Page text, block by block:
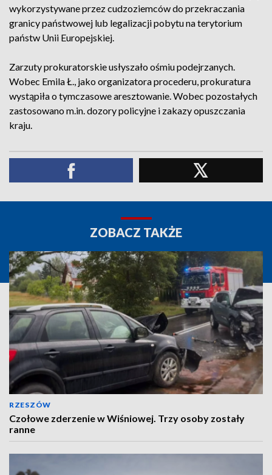
wykorzystywane przez cudzoziemców do przekraczania
granicy państwowej lub legalizacji pobytu na terytorium
państw Unii Europejskiej.
Zarzuty prokuratorskie usłyszało ośmiu podejrzanych.
Wobec Emila Ł., jako organizatora procederu, prokuratura
wystąpiła o tymczasowe aresztowanie. Wobec pozostałych
zastosowano m.in. dozory policyjne i zakazy opuszczania
kraju.
ZOBACZ TAKŻE
RZESZÓW
Czołowe zderzenie w Wiśniowej. Trzy osoby zostały
ranne